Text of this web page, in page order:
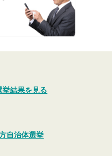
挙結果を見る
自治体選挙